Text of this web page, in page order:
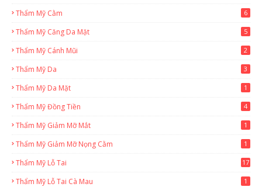
Thẩm Mỹ Cằm 6
Thẩm Mỹ Căng Da Mặt 5
Thẩm Mỹ Cánh Mũi 2
Thẩm Mỹ Da 3
Thẩm Mỹ Da Mặt 1
Thẩm Mỹ Đồng Tiền 4
Thẩm Mỹ Giảm Mỡ Mắt 1
Thẩm Mỹ Giảm Mỡ Nọng Cằm 1
Thẩm Mỹ Lỗ Tai 17
Thẩm Mỹ Lỗ Tai Cà Mau 1